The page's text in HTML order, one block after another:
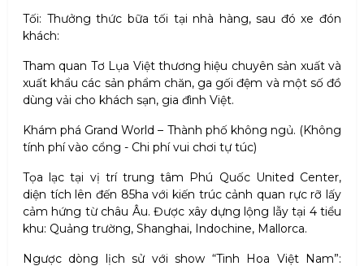
Tối: Thưởng thức bữa tối tại nhà hàng, sau đó xe đón
khách:
Tham quan Tơ Lụa Việt thương hiệu chuyên sản xuất và
xuất khẩu các sản phẩm chăn, ga gối đệm và một số đồ
dùng vải cho khách sạn, gia đình Việt.
Khám phá Grand World – Thành phố không ngủ. (Không
tính phí vào cổng - Chi phí vui chơi tự túc)
Tọa lạc tại vị trí trung tâm Phú Quốc United Center,
diện tích lên đến 85ha với kiến trúc cảnh quan rực rỡ lấy
cảm hứng từ châu Âu. Được xây dựng lộng lẫy tại 4 tiểu
khu: Quảng trường, Shanghai, Indochine, Mallorca.
Ngược dòng lịch sử với show “Tinh Hoa Việt Nam”: